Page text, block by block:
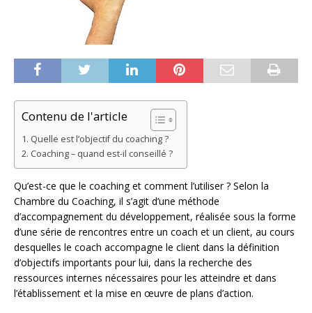
Contenu de l'article
Quelle est l’objectif du coaching ?
Coaching – quand est-il conseillé ?
Qu’est-ce que le coaching et comment l’utiliser ? Selon la
Chambre du Coaching, il s’agit d’une méthode
d’accompagnement du développement, réalisée sous la forme
d’une série de rencontres entre un coach et un client, au cours
desquelles le coach accompagne le client dans la définition
d’objectifs importants pour lui, dans la recherche des
ressources internes nécessaires pour les atteindre et dans
l’établissement et la mise en œuvre de plans d’action.